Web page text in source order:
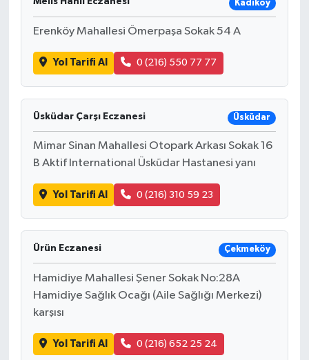
Kadıköy
Erenköy Mahallesi Ömerpaşa Sokak 54 A
Yol Tarifi Al 0 (216) 550 77 77
Üsküdar Çarşı Eczanesi Üsküdar
Mimar Sinan Mahallesi Otopark Arkası Sokak 16
B Aktif International Üsküdar Hastanesi yanı
Yol Tarifi Al 0 (216) 310 59 23
Ürün Eczanesi Çekmeköy
Hamidiye Mahallesi Şener Sokak No:28A
Hamidiye Sağlık Ocağı (Aile Sağlığı Merkezi)
karşısı
Yol Tarifi Al 0 (216) 652 25 24